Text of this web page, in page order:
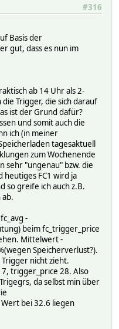
#316
Basis der
gut, dass es nun im
ab 14 Uhr als 2-
Trigger, die sich darauf
ist der Grund dafür?
und somit auch die
ich (in meiner
tagesaktuell
zum Wochenende
sehr "ungenau" bzw. die
FC1 wird ja
so greife ich auch z.B.
-
beim fc_trigger_price
Mittelwert -
Speicherverlust?).
nicht zieht.
trigger_price 28. Also
da selbst min über
bei 32.6 liegen